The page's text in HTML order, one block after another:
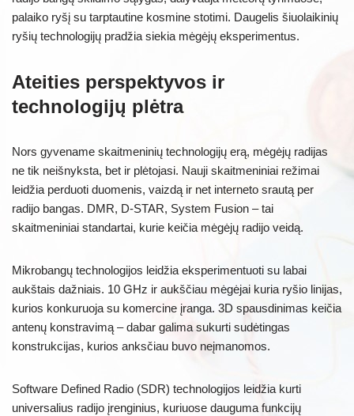
palaiko ryšį su tarptautine kosmine stotimi. Daugelis šiuolaikinių
ryšių technologijų pradžia siekia mėgėjų eksperimentus.
Ateities perspektyvos ir
technologijų plėtra
Nors gyvename skaitmeninių technologijų erą, mėgėjų radijas
ne tik neišnyksta, bet ir plėtojasi. Nauji skaitmeniniai režimai
leidžia perduoti duomenis, vaizdą ir net interneto srautą per
radijo bangas. DMR, D-STAR, System Fusion – tai
skaitmeniniai standartai, kurie keičia mėgėjų radijo veidą.
Mikrobangų technologijos leidžia eksperimentuoti su labai
aukštais dažniais. 10 GHz ir aukščiau mėgėjai kuria ryšio linijas,
kurios konkuruoja su komercine įranga. 3D spausdinimas keičia
antenų konstravimą – dabar galima sukurti sudėtingas
konstrukcijas, kurios anksčiau buvo neįmanomos.
Software Defined Radio (SDR) technologijos leidžia kurti
universalius radijo įrenginius, kuriuose dauguma funkcijų